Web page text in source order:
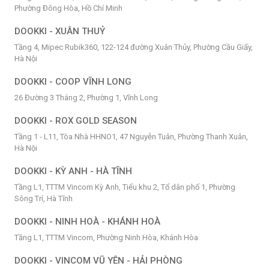
Phường Đông Hòa, Hồ Chí Minh
DOOKKI - XUÂN THUỶ
Tầng 4, Mipec Rubik360, 122-124 đường Xuân Thủy, Phường Cầu Giấy,
Hà Nội
DOOKKI - COOP VĨNH LONG
26 Đường 3 Tháng 2, Phường 1, Vĩnh Long
DOOKKI - ROX GOLD SEASON
Tầng 1 - L11, Tòa Nhà HHNO1, 47 Nguyễn Tuân, Phường Thanh Xuân,
Hà Nội
DOOKKI - KỲ ANH - HÀ TĨNH
Tầng L1, TTTM Vincom Kỳ Anh, Tiểu khu 2, Tổ dân phố 1, Phường
Sông Trí, Hà Tĩnh
DOOKKI - NINH HOÀ - KHÁNH HOÀ
Tầng L1, TTTM Vincom, Phường Ninh Hòa, Khánh Hòa
DOOKKI - VINCOM VŨ YÊN - HẢI PHÒNG